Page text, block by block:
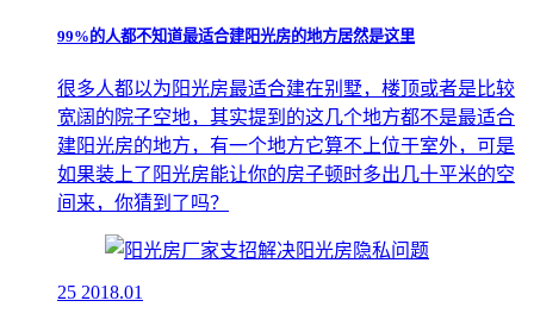
99%的人都不知道最适合建阳光房的地方居然是这里
很多人都以为阳光房最适合建在别墅，楼顶或者是比较
宽阔的院子空地，其实提到的这几个地方都不是最适合
建阳光房的地方，有一个地方它算不上位于室外，可是
如果装上了阳光房能让你的房子顿时多出几十平米的空
间来，你猜到了吗？
25 2018.01